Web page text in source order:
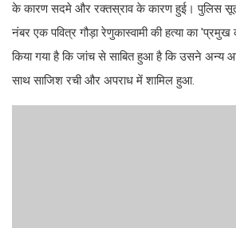
के कारण सदमे और रक्तस्राव के कारण हुई। पुलिस
नंबर एक पवित्र गौड़ा रेणुकास्वामी की हत्या का 'प्रमुख
किया गया है कि जांच से साबित हुआ है कि उसने अन्य
साथ साजिश रची और अपराध में शामिल हुआ.